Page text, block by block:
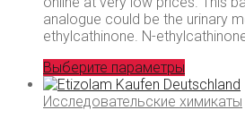
analogue could be the urinary
ethylcathinone. N-
Выберите параметры
Исследовательские химикаты